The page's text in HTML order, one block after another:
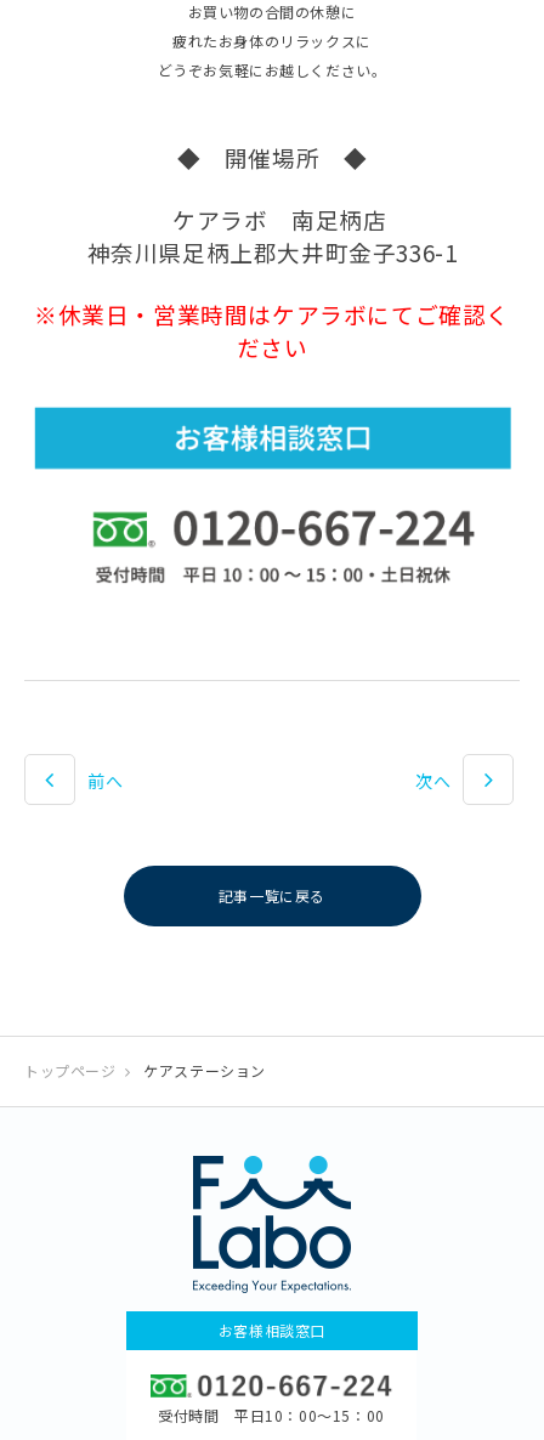
お買い物の合間の休憩に
疲れたお身体のリラックスに
どうぞお気軽にお越しください。
◆ 開催場所 ◆
ケアラボ 南足柄店
神奈川県足柄上郡大井町金子336-1
※休業日・営業時間はケアラボにてご確認く
ださい
前へ 次へ
記事一覧に戻る
トップページ ケアステーション
お客様相談窓口
受付時間 平日10：00〜15：00